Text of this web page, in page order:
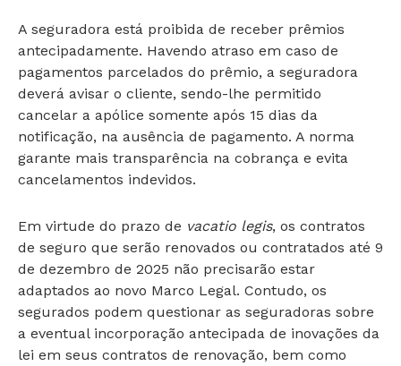
A seguradora está proibida de receber prêmios
antecipadamente. Havendo atraso em caso de
pagamentos parcelados do prêmio, a seguradora
deverá avisar o cliente, sendo-lhe permitido
cancelar a apólice somente após 15 dias da
notificação, na ausência de pagamento. A norma
garante mais transparência na cobrança e evita
cancelamentos indevidos.
Em virtude do prazo de vacatio legis, os contratos
de seguro que serão renovados ou contratados até 9
de dezembro de 2025 não precisarão estar
adaptados ao novo Marco Legal. Contudo, os
segurados podem questionar as seguradoras sobre
a eventual incorporação antecipada de inovações da
lei em seus contratos de renovação, bem como